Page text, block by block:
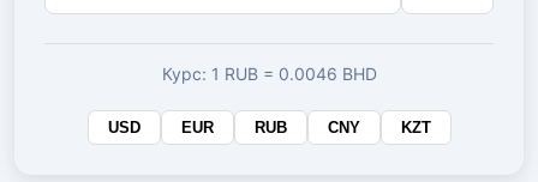
целевой
валюте
Курс: 1 RUB = 0.0046 BHD
USD EUR RUB CNY KZT